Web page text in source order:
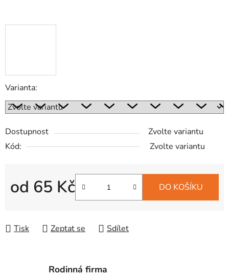
Varianta:
Dostupnost
Zvolte variantu
Kód:
Zvolte variantu
od 65 Kč DO KOŠÍKU
Tisk Zeptat se Sdílet
Rodinná firma